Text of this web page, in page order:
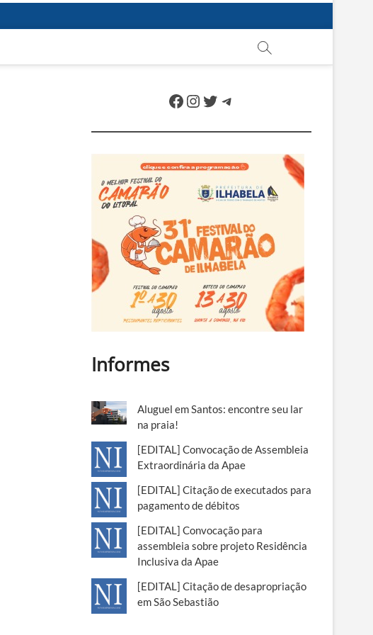
Facebook
Instagram
Twitter
Telegram
Informes
Aluguel em Santos: encontre seu lar
na praia!
[EDITAL] Convocação de Assembleia
Extraordinária da Apae
[EDITAL] Citação de executados para
pagamento de débitos
[EDITAL] Convocação para
assembleia sobre projeto Residência
Inclusiva da Apae
[EDITAL] Citação de desapropriação
em São Sebastião